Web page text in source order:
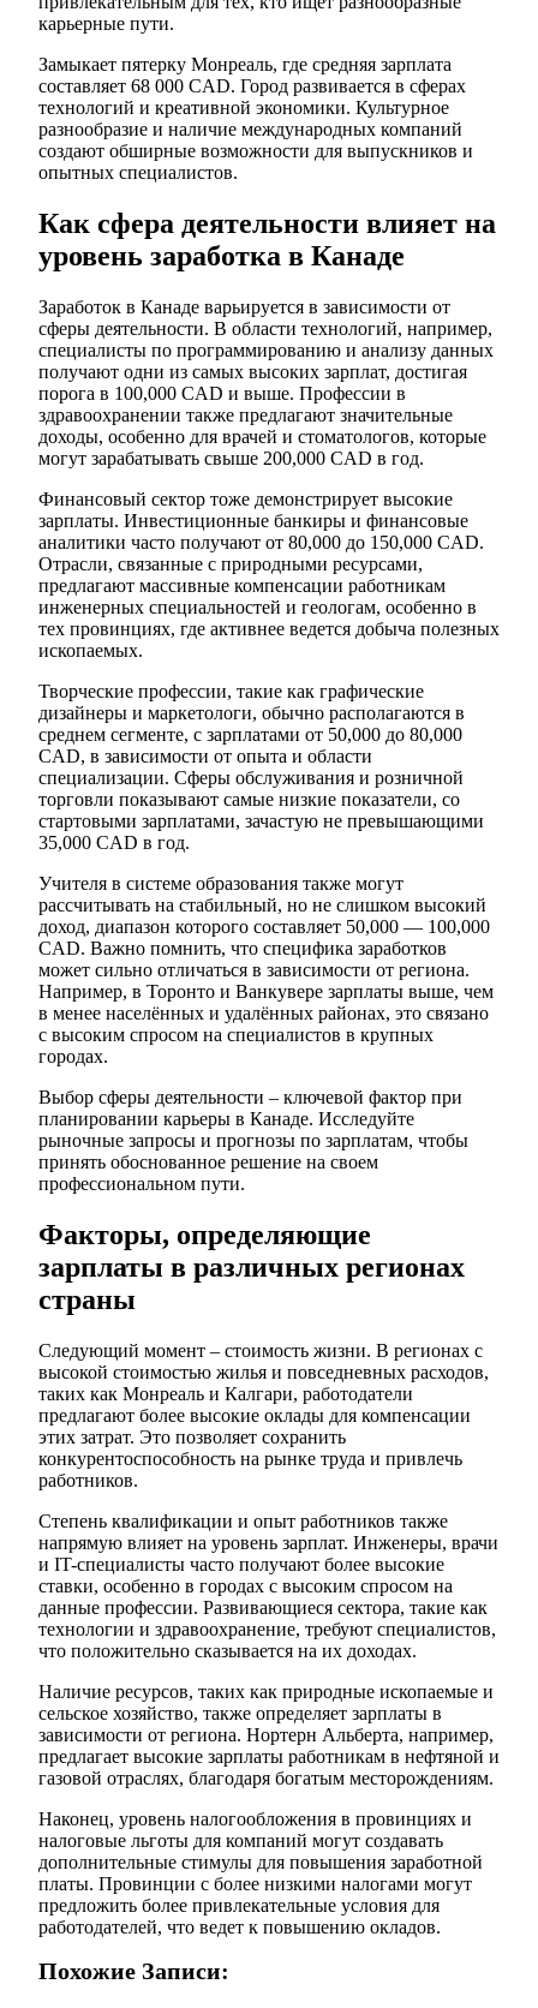
карьерные пути.
Замыкает пятерку Монреаль, где средняя зарплата
составляет 68 000 CAD. Город развивается в сферах
технологий и креативной экономики. Культурное
разнообразие и наличие международных компаний
создают обширные возможности для выпускников и
опытных специалистов.
Как сфера деятельности влияет на
уровень заработка в Канаде
Заработок в Канаде варьируется в зависимости от
сферы деятельности. В области технологий, например,
специалисты по программированию и анализу данных
получают одни из самых высоких зарплат, достигая
порога в 100,000 CAD и выше. Профессии в
здравоохранении также предлагают значительные
доходы, особенно для врачей и стоматологов, которые
могут зарабатывать свыше 200,000 CAD в год.
Финансовый сектор тоже демонстрирует высокие
зарплаты. Инвестиционные банкиры и финансовые
аналитики часто получают от 80,000 до 150,000 CAD.
Отрасли, связанные с природными ресурсами,
предлагают массивные компенсации работникам
инженерных специальностей и геологам, особенно в
тех провинциях, где активнее ведется добыча полезных
ископаемых.
Творческие профессии, такие как графические
дизайнеры и маркетологи, обычно располагаются в
среднем сегменте, с зарплатами от 50,000 до 80,000
CAD, в зависимости от опыта и области
специализации. Сферы обслуживания и розничной
торговли показывают самые низкие показатели, со
стартовыми зарплатами, зачастую не превышающими
35,000 CAD в год.
Учителя в системе образования также могут
рассчитывать на стабильный, но не слишком высокий
доход, диапазон которого составляет 50,000 — 100,000
CAD. Важно помнить, что специфика заработков
может сильно отличаться в зависимости от региона.
Например, в Торонто и Ванкувере зарплаты выше, чем
в менее населённых и удалённых районах, это связано
с высоким спросом на специалистов в крупных
городах.
Выбор сферы деятельности – ключевой фактор при
планировании карьеры в Канаде. Исследуйте
рыночные запросы и прогнозы по зарплатам, чтобы
принять обоснованное решение на своем
профессиональном пути.
Факторы, определяющие
зарплаты в различных регионах
страны
Следующий момент – стоимость жизни. В регионах с
высокой стоимостью жилья и повседневных расходов,
таких как Монреаль и Калгари, работодатели
предлагают более высокие оклады для компенсации
этих затрат. Это позволяет сохранить
конкурентоспособность на рынке труда и привлечь
работников.
Степень квалификации и опыт работников также
напрямую влияет на уровень зарплат. Инженеры, врачи
и IT-специалисты часто получают более высокие
ставки, особенно в городах с высоким спросом на
данные профессии. Развивающиеся сектора, такие как
технологии и здравоохранение, требуют специалистов,
что положительно сказывается на их доходах.
Наличие ресурсов, таких как природные ископаемые и
сельское хозяйство, также определяет зарплаты в
зависимости от региона. Нортерн Альберта, например,
предлагает высокие зарплаты работникам в нефтяной и
газовой отраслях, благодаря богатым месторождениям.
Наконец, уровень налогообложения в провинциях и
налоговые льготы для компаний могут создавать
дополнительные стимулы для повышения заработной
платы. Провинции с более низкими налогами могут
предложить более привлекательные условия для
работодателей, что ведет к повышению окладов.
Похожие Записи: